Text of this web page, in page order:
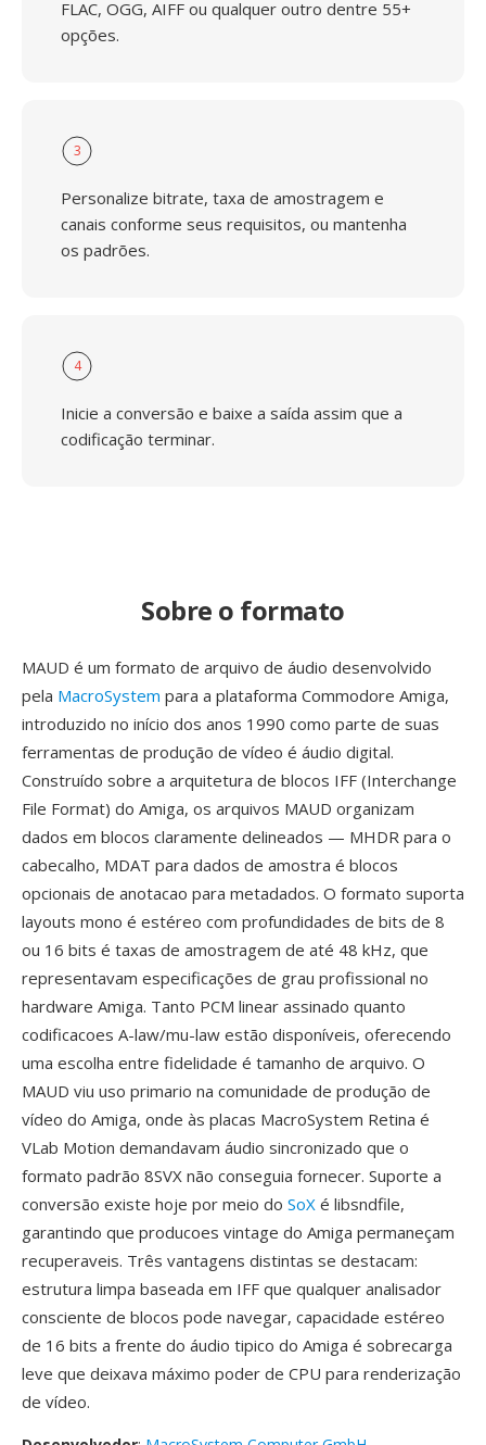
FLAC, OGG, AIFF ou qualquer outro dentre 55+
opções.
3
Personalize bitrate, taxa de amostragem e
canais conforme seus requisitos, ou mantenha
os padrões.
4
Inicie a conversão e baixe a saída assim que a
codificação terminar.
Sobre o formato
MAUD é um formato de arquivo de áudio desenvolvido
pela MacroSystem para a plataforma Commodore Amiga,
introduzido no início dos anos 1990 como parte de suas
ferramentas de produção de vídeo é áudio digital.
Construído sobre a arquitetura de blocos IFF (Interchange
File Format) do Amiga, os arquivos MAUD organizam
dados em blocos claramente delineados — MHDR para o
cabecalho, MDAT para dados de amostra é blocos
opcionais de anotacao para metadados. O formato suporta
layouts mono é estéreo com profundidades de bits de 8
ou 16 bits é taxas de amostragem de até 48 kHz, que
representavam especificações de grau profissional no
hardware Amiga. Tanto PCM linear assinado quanto
codificacoes A-law/mu-law estão disponíveis, oferecendo
uma escolha entre fidelidade é tamanho de arquivo. O
MAUD viu uso primario na comunidade de produção de
vídeo do Amiga, onde às placas MacroSystem Retina é
VLab Motion demandavam áudio sincronizado que o
formato padrão 8SVX não conseguia fornecer. Suporte a
conversão existe hoje por meio do SoX é libsndfile,
garantindo que producoes vintage do Amiga permaneçam
recuperaveis. Três vantagens distintas se destacam:
estrutura limpa baseada em IFF que qualquer analisador
consciente de blocos pode navegar, capacidade estéreo
de 16 bits a frente do áudio tipico do Amiga é sobrecarga
leve que deixava máximo poder de CPU para renderização
de vídeo.